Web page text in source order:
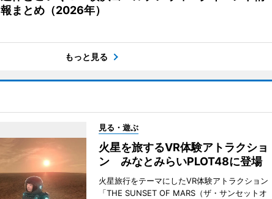
報まとめ（2026年）
もっと見る
見る・遊ぶ
火星を旅するVR体験アトラクショ
ン みなとみらいPLOT48に登場
火星旅行をテーマにしたVR体験アトラクション
「THE SUNSET OF MARS（ザ・サンセットオ